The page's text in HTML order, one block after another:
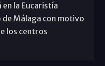
en la Eucaristía
de Málaga con motivo
los centros